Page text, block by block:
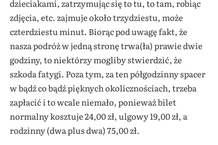
dzieciakami, zatrzymując się to tu, to tam, robiąc
zdjęcia, etc. zajmuje około trzydziestu, może
czterdziestu minut. Biorąc pod uwagę fakt, że
nasza podróż w jedną stronę trwa(ła) prawie dwie
godziny, to niektórzy mogliby stwierdzić, że
szkoda fatygi. Poza tym, za ten półgodzinny spacer
w bądź co bądź pięknych okolicznościach, trzeba
zapłacić i to wcale niemało, ponieważ bilet
normalny kosztuje 24,00 zł, ulgowy 19,00 zł, a
rodzinny (dwa plus dwa) 75,00 zł.